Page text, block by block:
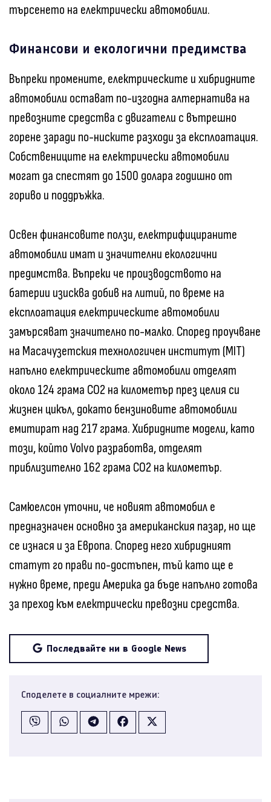
търсенето на електрически автомобили.
Финансови и екологични предимства
Въпреки промените, електрическите и хибридните
автомобили остават по-изгодна алтернатива на
превозните средства с двигатели с вътрешно
горене заради по-ниските разходи за експлоатация.
Собствениците на електрически автомобили
могат да спестят до 1500 долара годишно от
гориво и поддръжка.
Освен финансовите ползи, електрифицираните
автомобили имат и значителни екологични
предимства. Въпреки че производството на
батерии изисква добив на литий, по време на
експлоатация електрическите автомобили
замърсяват значително по-малко. Според проучване
на Масачузетския технологичен институт (MIT)
напълно електрическите автомобили отделят
около 124 грама CO2 на километър през целия си
жизнен цикъл, докато бензиновите автомобили
емитират над 217 грама. Хибридните модели, като
този, който Volvo разработва, отделят
приблизително 162 грама CO2 на километър.
Самюелсон уточни, че новият автомобил е
предназначен основно за американския пазар, но ще
се изнася и за Европа. Според него хибридният
статут го прави по-достъпен, тъй като ще е
нужно време, преди Америка да бъде напълно готова
за преход към електрически превозни средства.
Последвайте ни в Google News
Споделете в социалните мрежи: